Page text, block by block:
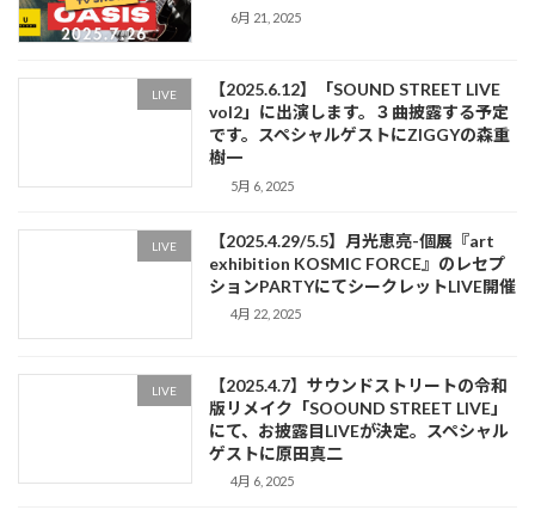
6月 21, 2025
LIVE
【2025.6.12】「SOUND STREET LIVE
vol2」に出演します。３曲披露する予定
です。スペシャルゲストにZIGGYの森重
樹一
5月 6, 2025
LIVE
【2025.4.29/5.5】月光恵亮-個展『art
exhibition KOSMIC FORCE』のレセプ
ションPARTYにてシークレットLIVE開催
4月 22, 2025
LIVE
【2025.4.7】サウンドストリートの令和
版リメイク「SOOUND STREET LIVE」
にて、お披露目LIVEが決定。スペシャル
ゲストに原田真二
4月 6, 2025